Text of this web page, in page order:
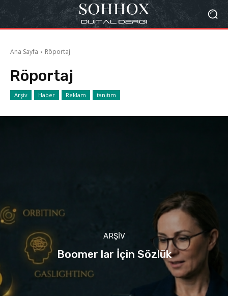
Ana Sayfa Röportaj
Röportaj
Arşiv Haber Reklam tanıtım
ARŞIV
Boomer lar İçin Sözlük